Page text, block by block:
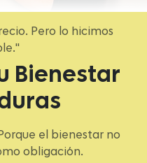
Pero lo hicimos
Bienestar
el bienestar no
obligación.